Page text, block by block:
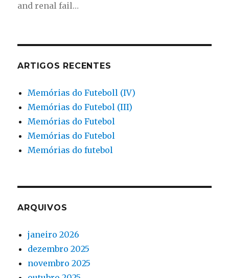
and renal fail…
ARTIGOS RECENTES
Memórias do Futeboll (IV)
Memórias do Futebol (III)
Memórias do Futebol
Memórias do Futebol
Memórias do futebol
ARQUIVOS
janeiro 2026
dezembro 2025
novembro 2025